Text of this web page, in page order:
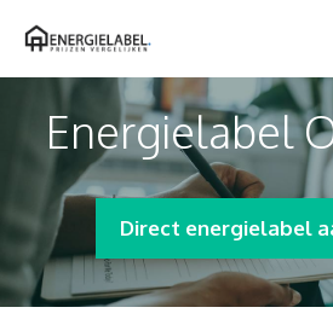
naar
Energielabel
Direct energielabel